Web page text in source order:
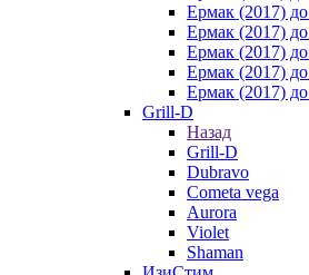
Ермак (2017)
Ермак (2017)
Ермак (2017)
Ермак (2017)
Ермак (2017)
Grill-D
Назад
Grill-D
Dubravo
Cometa vega
Aurora
Violet
Shaman